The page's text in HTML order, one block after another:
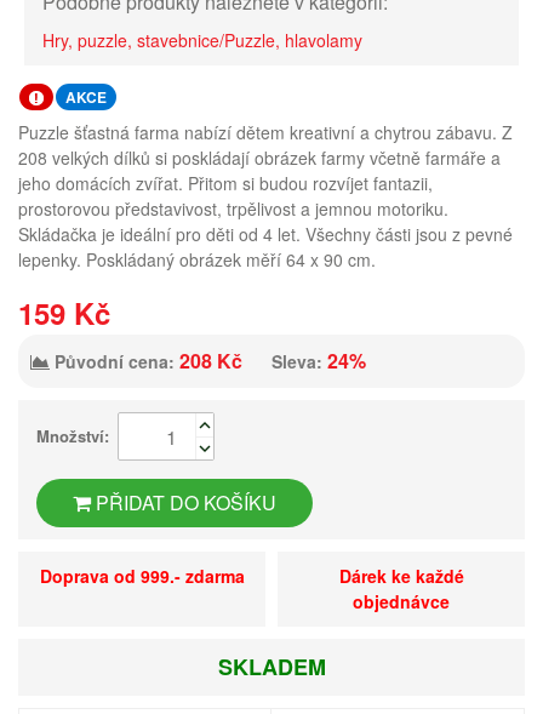
Hry, puzzle, stavebnice/Puzzle, hlavolamy
AKCE
Puzzle šťastná farma nabízí dětem kreativní a chytrou zábavu. Z
208 velkých dílků si poskládají obrázek farmy včetně farmáře a
jeho domácích zvířat. Přitom si budou rozvíjet fantazii,
prostorovou představivost, trpělivost a jemnou motoriku.
Skládačka je ideální pro děti od 4 let. Všechny části jsou z pevné
lepenky. Poskládaný obrázek měří 64 x 90 cm.
159 Kč
Původní cena: 208 Kč Sleva: 24%
Množství:
PŘIDAT DO KOŠÍKU
Doprava od 999.- zdarma
Dárek ke každé
objednávce
SKLADEM